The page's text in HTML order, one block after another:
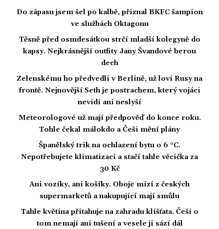
Do zápasu jsem šel po kalbě, přiznal BKFC šampion
ve službách Oktagonu
Těsně před osmdesátkou strčí mladší kolegyně do
kapsy. Nejkrásnější outfity Jany Švandové berou
dech
Zelenskému ho předvedli v Berlíně, už loví Rusy na
frontě. Nejnovější Seth je postrachem, který vojáci
nevidí ani neslyší
Meteorologové už mají předpověď do konce roku.
Tohle čekal málokdo a Češi mění plány
Španělský trik na ochlazení bytu o 6 °C.
Nepotřebujete klimatizaci a stačí tahle věcička za
30 Kč
Ani vozíky, ani košíky. Oboje mizí z českých
supermarketů a nakupující mají smůlu
Tahle květina přitahuje na zahradu klíšťata. Češi o
tom nemají ani tušení a vesele ji sází dál